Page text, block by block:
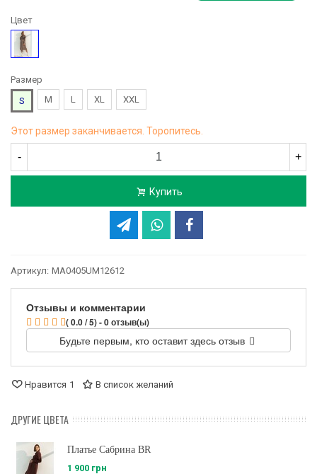
Цвет
Бежевый
Размер
S
M L XL XXL
Этот размер заканчивается. Торопитесь.
- +
Купить
Артикул: MA0405UM12612
Отзывы и комментарии
( 0.0 / 5) - 0 отзыв(ы)
Будьте первым, кто оставит здесь отзыв
Нравится 1 В список желаний
ДРУГИЕ ЦВЕТА
Платье Сабрина BR
1 900 грн